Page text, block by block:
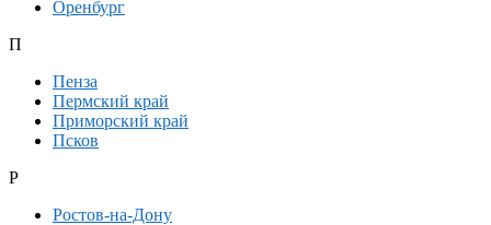
Оренбург
П
Пенза
Пермский край
Приморский край
Псков
Р
Ростов-на-Дону